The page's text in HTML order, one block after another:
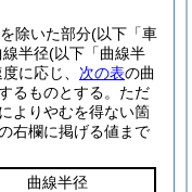
除いた部分(以下「車
半径(以下「曲線半
に応じ、 次の表の曲
るものとする。 ただ
よりやむを得ない箇
右欄に掲げる値まで
曲線半径